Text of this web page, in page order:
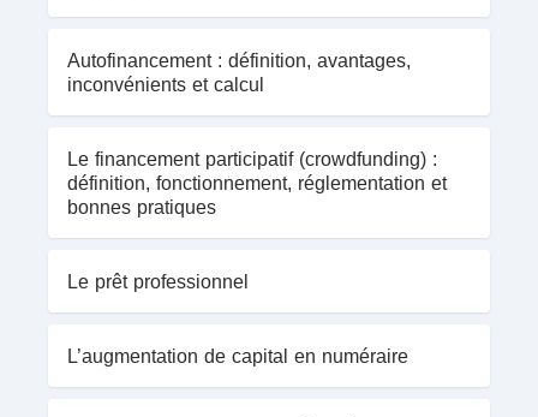
Autofinancement : définition, avantages,
inconvénients et calcul
Le financement participatif (crowdfunding) :
définition, fonctionnement, réglementation et
bonnes pratiques
Le prêt professionnel
L’augmentation de capital en numéraire